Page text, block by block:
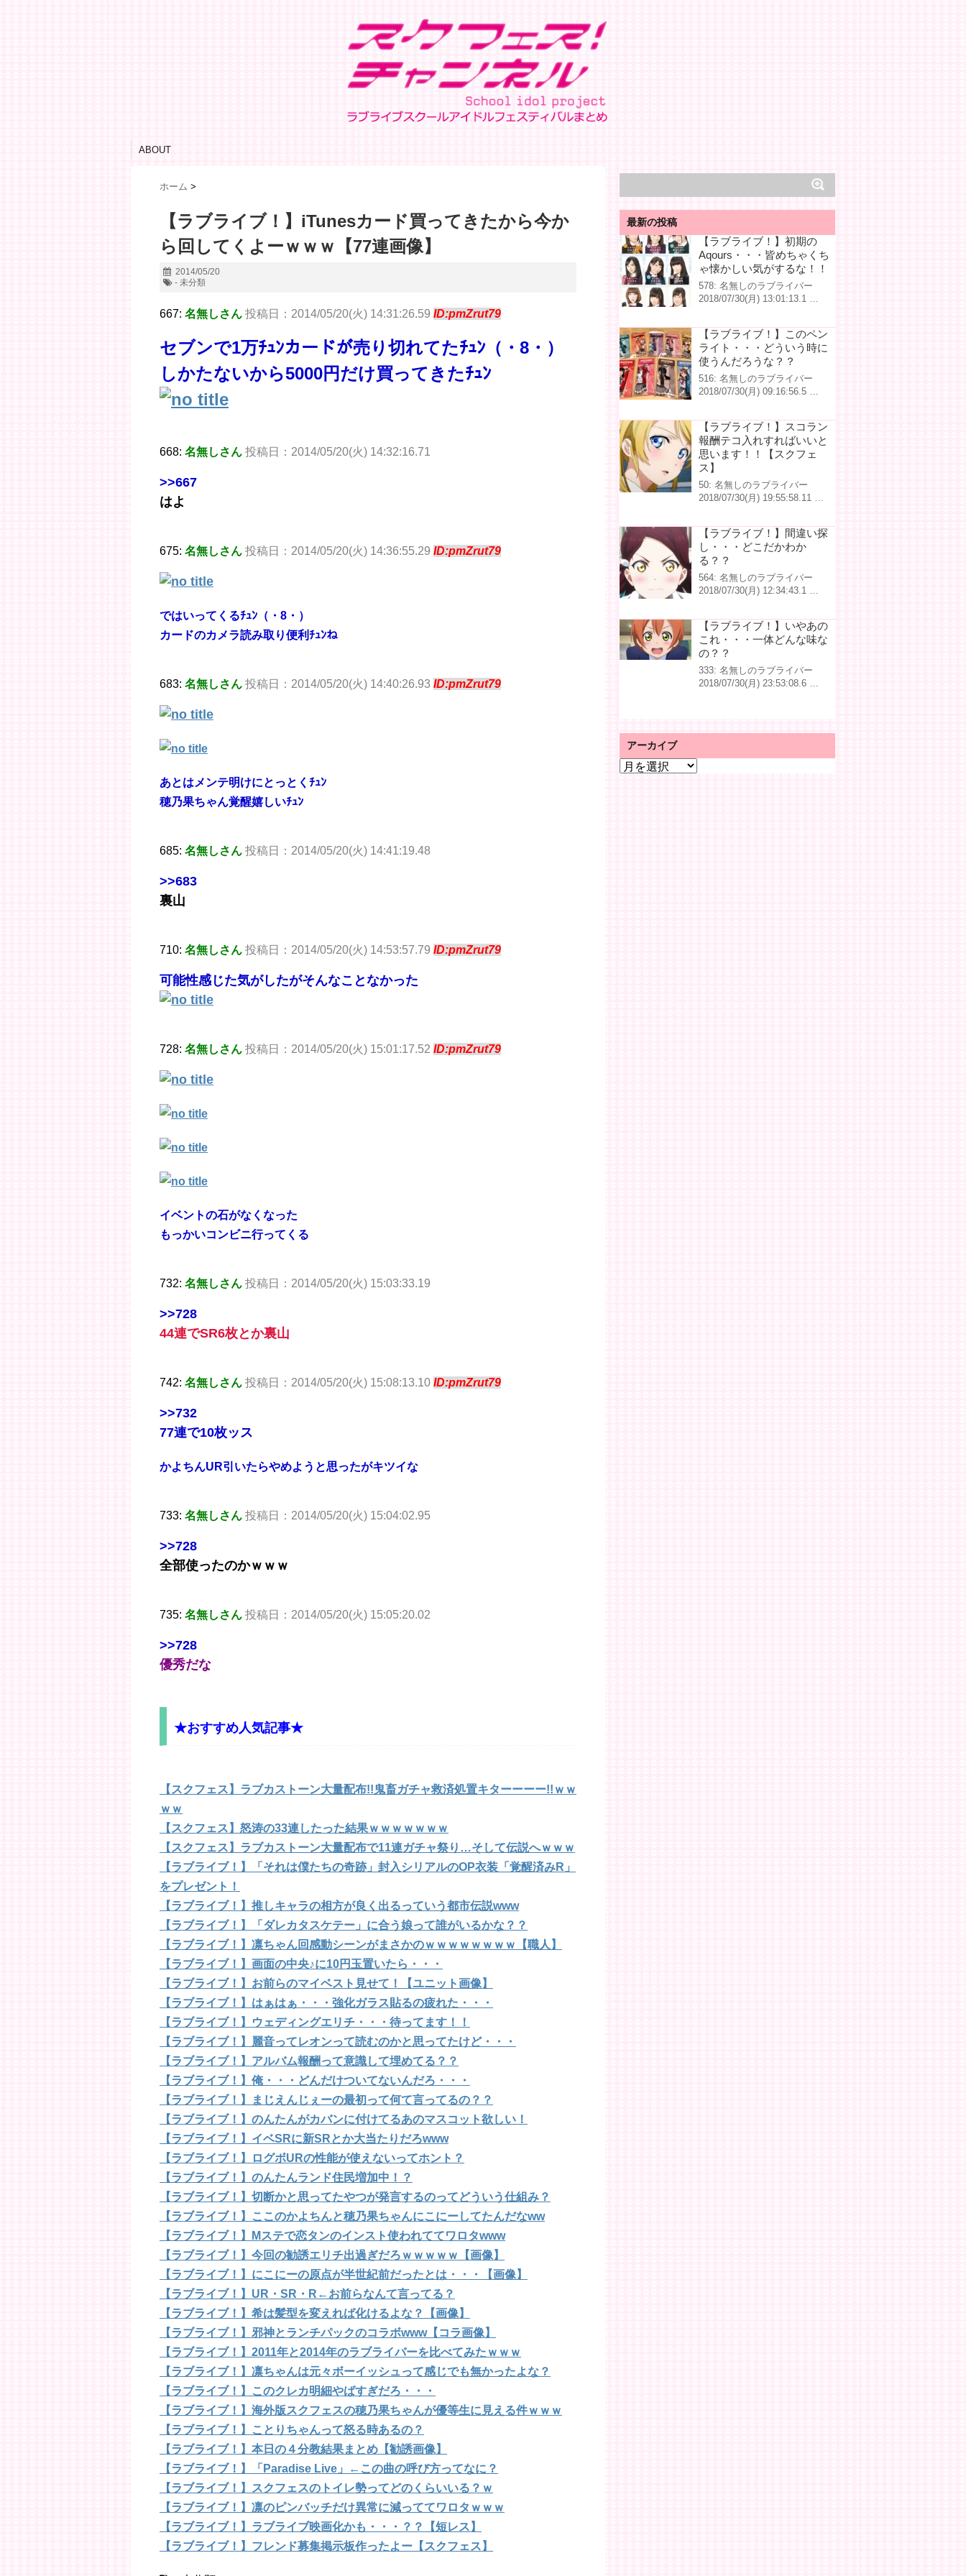
ABOUT
ホーム >
【ラブライブ！】iTunesカード買ってきたから今か
ら回してくよーｗｗｗ【77連画像】
2014/05/20
- 未分類
667: 名無しさん 投稿日：2014/05/20(火) 14:31:26.59 ID:pmZrut79
セブンで1万ﾁｭﾝカードが売り切れてたﾁｭﾝ（・8・）
しかたないから5000円だけ買ってきたﾁｭﾝ
668: 名無しさん 投稿日：2014/05/20(火) 14:32:16.71
>>667
はよ
675: 名無しさん 投稿日：2014/05/20(火) 14:36:55.29 ID:pmZrut79
ではいってくるﾁｭﾝ（・8・）
カードのカメラ読み取り便利ﾁｭﾝね
683: 名無しさん 投稿日：2014/05/20(火) 14:40:26.93 ID:pmZrut79
あとはメンテ明けにとっとくﾁｭﾝ
穂乃果ちゃん覚醒嬉しいﾁｭﾝ
685: 名無しさん 投稿日：2014/05/20(火) 14:41:19.48
>>683
裏山
710: 名無しさん 投稿日：2014/05/20(火) 14:53:57.79 ID:pmZrut79
可能性感じた気がしたがそんなことなかった
728: 名無しさん 投稿日：2014/05/20(火) 15:01:17.52 ID:pmZrut79
イベントの石がなくなった
もっかいコンビニ行ってくる
732: 名無しさん 投稿日：2014/05/20(火) 15:03:33.19
>>728
44連でSR6枚とか裏山
742: 名無しさん 投稿日：2014/05/20(火) 15:08:13.10 ID:pmZrut79
>>732
77連で10枚ッス
かよちんUR引いたらやめようと思ったがキツイな
733: 名無しさん 投稿日：2014/05/20(火) 15:04:02.95
>>728
全部使ったのかｗｗｗ
735: 名無しさん 投稿日：2014/05/20(火) 15:05:20.02
>>728
優秀だな
★おすすめ人気記事★
【スクフェス】ラブカストーン大量配布!!鬼畜ガチャ救済処置キターーーー!!ｗｗ
ｗｗ
【スクフェス】怒涛の33連したった結果ｗｗｗｗｗｗｗ
【スクフェス】ラブカストーン大量配布で11連ガチャ祭り…そして伝説へｗｗｗ
【ラブライブ！】「それは僕たちの奇跡」封入シリアルのOP衣装「覚醒済みR」
をプレゼント！
【ラブライブ！】推しキャラの相方が良く出るっていう都市伝説www
【ラブライブ！】「ダレカタスケテー」に合う娘って誰がいるかな？？
【ラブライブ！】凛ちゃん回感動シーンがまさかのｗｗｗｗｗｗｗｗ【職人】
【ラブライブ！】画面の中央♪に10円玉置いたら・・・
【ラブライブ！】お前らのマイベスト見せて！【ユニット画像】
【ラブライブ！】はぁはぁ・・・強化ガラス貼るの疲れた・・・
【ラブライブ！】ウェディングエリチ・・・待ってます！！
【ラブライブ！】麗音ってレオンって読むのかと思ってたけど・・・
【ラブライブ！】アルバム報酬って意識して埋めてる？？
【ラブライブ！】俺・・・どんだけついてないんだろ・・・
【ラブライブ！】まじえんじぇーの最初って何て言ってるの？？
【ラブライブ！】のんたんがカバンに付けてるあのマスコット欲しい！
【ラブライブ！】イベSRに新SRとか大当たりだろwww
【ラブライブ！】ログボURの性能が使えないってホント？
【ラブライブ！】のんたんランド住民増加中！？
【ラブライブ！】切断かと思ってたやつが発言するのってどういう仕組み？
【ラブライブ！】ここのかよちんと穂乃果ちゃんにこにーしてたんだなww
【ラブライブ！】Mステで恋タンのインスト使われててワロタwww
【ラブライブ！】今回の勧誘エリチ出過ぎだろｗｗｗｗｗ【画像】
【ラブライブ！】にこにーの原点が半世紀前だったとは・・・【画像】
【ラブライブ！】UR・SR・R←お前らなんて言ってる？
【ラブライブ！】希は髪型を変えれば化けるよな？【画像】
【ラブライブ！】邪神とランチパックのコラボwww【コラ画像】
【ラブライブ！】2011年と2014年のラブライバーを比べてみたｗｗｗ
【ラブライブ！】凛ちゃんは元々ボーイッシュって感じでも無かったよな？
【ラブライブ！】このクレカ明細やばすぎだろ・・・
【ラブライブ！】海外版スクフェスの穂乃果ちゃんが優等生に見える件ｗｗｗ
【ラブライブ！】ことりちゃんって怒る時あるの？
【ラブライブ！】本日の４分教結果まとめ【勧誘画像】
【ラブライブ！】「Paradise Live」←この曲の呼び方ってなに？
【ラブライブ！】スクフェスのトイレ勢ってどのくらいいる？ｗ
【ラブライブ！】凛のピンバッチだけ異常に減っててワロタｗｗｗ
【ラブライブ！】ラブライブ映画化かも・・・？？【短レス】
【ラブライブ！】フレンド募集掲示板作ったよー【スクフェス】
最新の投稿
【ラブライブ！】初期の
Aqours・・・皆めちゃくち
ゃ懐かしい気がするな！！
578: 名無しのラブライバー
2018/07/30(月) 13:01:13.1 …
【ラブライブ！】このペン
ライト・・・どういう時に
使うんだろうな？？
516: 名無しのラブライバー
2018/07/30(月) 09:16:56.5 …
【ラブライブ！】スコラン
報酬テコ入れすればいいと
思います！！【スクフェ
ス】
50: 名無しのラブライバー
2018/07/30(月) 19:55:58.11 …
【ラブライブ！】間違い探
し・・・どこだかわか
る？？
564: 名無しのラブライバー
2018/07/30(月) 12:34:43.1 …
【ラブライブ！】いやあの
これ・・・一体どんな味な
の？？
333: 名無しのラブライバー
2018/07/30(月) 23:53:08.6 …
アーカイブ
ア